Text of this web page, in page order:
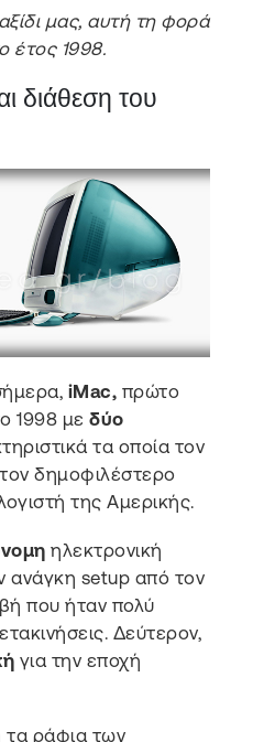
μας, αυτή τη φορά
έτος 1998.
διάθεση του
iMac, πρώτο
1998 μεδύο
τα οποία τον
δημοφιλέστερο
της Αμερικής.
ηλεκτρονική
ανάγκη setup από τον
που ήταν πολύ
Δεύτερον,
για την εποχή
τα ράφια των